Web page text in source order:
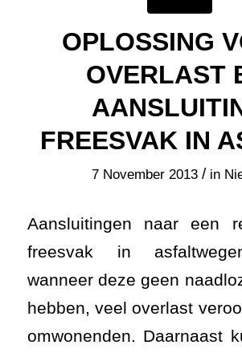
OPLOSSING
OVERLAST
FREESVAK IN
7 November 2013 / in
Aansluitingen naar een
freesvak in
wanneer deze geen
hebben, veel overlast
omwonenden. Daarnaast